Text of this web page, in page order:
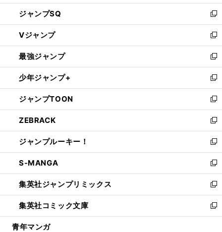
し
い
ウ
ィ
ン
ド
ウ
で
開
く
ジャンプSQ
新
し
い
ウ
ィ
ン
ド
ウ
で
開
く
Vジャンプ
新
し
い
ウ
ィ
ン
ド
ウ
で
開
く
最強ジャンプ
新
し
い
ウ
ィ
ン
ド
ウ
で
開
く
少年ジャンプ+
新
し
い
ウ
ィ
ン
ド
ウ
で
開
く
ジャンプTOON
新
し
い
ウ
ィ
ン
ド
ウ
で
開
く
ZEBRACK
新
し
い
ウ
ィ
ン
ド
ウ
で
開
ジャンプルーキー！
新
し
い
ウ
ィ
ン
ド
ウ
S-MANGA
新
し
い
ウ
ィ
ン
集英社ジャンプリミックス
新
し
い
ウ
集英社コミック文庫
新
し
青年マンガ